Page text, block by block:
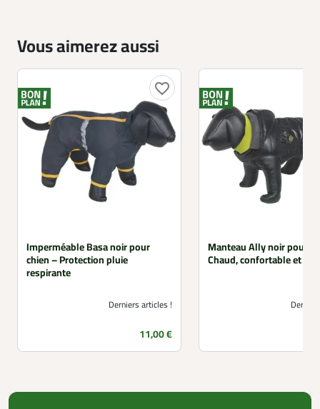
Vous aimerez aussi
favorite_border
Imperméable Basa noir pour
chien – Protection pluie
respirante
Derniers articles !
Prix
11,00 €
Manteau Ally noir pour
Chaud, confortable et